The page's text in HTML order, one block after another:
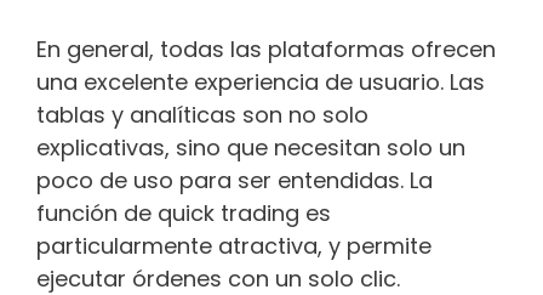
En general, todas las plataformas ofrecen
una excelente experiencia de usuario. Las
tablas y analíticas son no solo
explicativas, sino que necesitan solo un
poco de uso para ser entendidas. La
función de quick trading es
particularmente atractiva, y permite
ejecutar órdenes con un solo clic.